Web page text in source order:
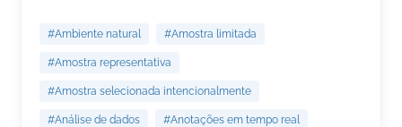
#Ambiente natural #Amostra limitada
#Amostra representativa
#Amostra selecionada intencionalmente
#Análise de dados #Anotações em tempo real